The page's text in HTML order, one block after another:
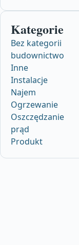
Kategorie
Bez kategorii
budownictwo
Inne
Instalacje
Najem
Ogrzewanie
Oszczędzanie
prąd
Produkt